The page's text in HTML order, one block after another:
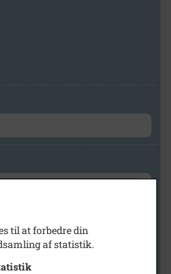
til at forbedre din
af statistik.